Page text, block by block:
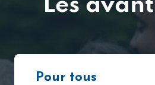
Les
Pour tous